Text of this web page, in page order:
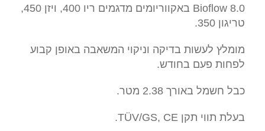
Bioflow 8.0 באקווריומים מדגמים ריו 400, ויזן 450,
טריגון 350.
מומלץ לעשות בדיקה וניקוי המשאבה באופן קבוע
לפחות פעם בחודש.
כבל חשמל באורך 2.38 מטר.
בעלת תווי תקן TÜV/GS, CE.